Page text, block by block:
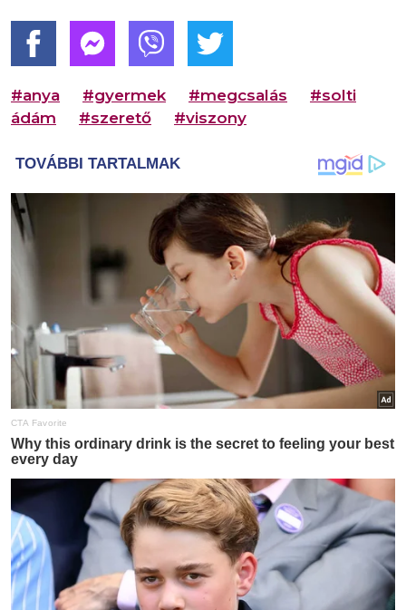
#anya #gyermek #megcsalás
#solti
ádám
#szerető #viszony